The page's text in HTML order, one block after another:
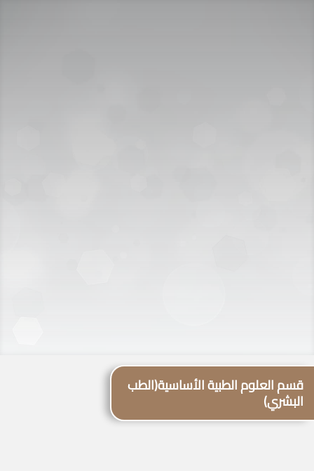
قسم العلوم الطبية الأساسية(الطب
البشري)